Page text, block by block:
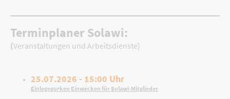
Terminplaner Solawi:
(Veranstaltungen und Arbeitsdienste)
25.07.2026 - 15:00 Uhr
Einlegegurken Einwecken für Solawi-Mitglieder